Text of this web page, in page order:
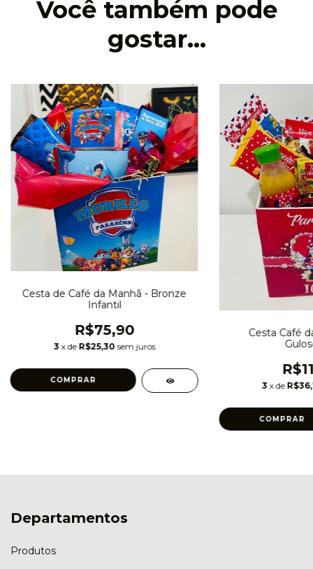
Você também pode
gostar...
Cesta de Café da Manhã - Bronze
Infantil
R$75,90
3 x de R$25,30 sem juros
Cesta Café
3 x de
Departamentos
Produtos